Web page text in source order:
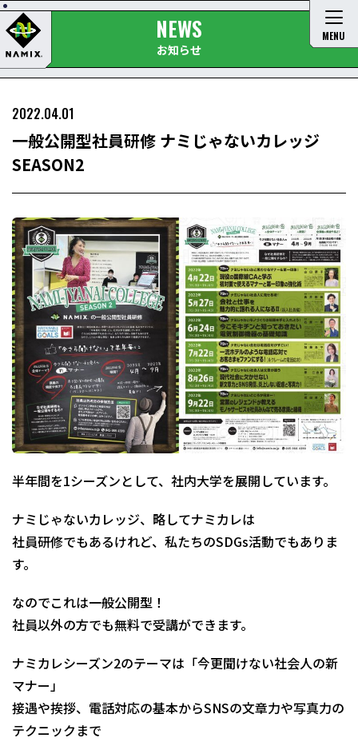
MENU
NEWS
お知らせ
2022.04.01
一般公開型社員研修 ナミじゃないカレッジ
SEASON2
半年間を1シーズンとして、社内大学を展開しています。
ナミじゃないカレッジ、略してナミカレは
社員研修でもあるけれど、私たちのSDGs活動でもありま
す。
なのでこれは一般公開型！
社員以外の方でも無料で受講ができます。
ナミカレシーズン2のテーマは「今更聞けない社会人の新
マナー」
接遇や挨拶、電話対応の基本からSNSの文章力や写真力の
テクニックまで